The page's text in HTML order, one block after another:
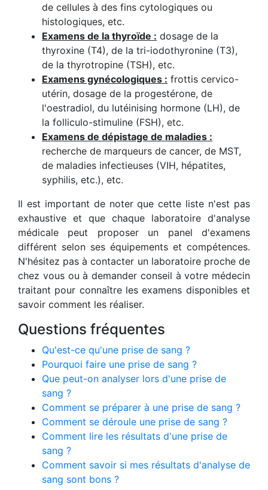
de cellules à des fins cytologiques ou
histologiques, etc.
Examens de la thyroïde : dosage de la
thyroxine (T4), de la tri-iodothyronine (T3),
de la thyrotropine (TSH), etc.
Examens gynécologiques : frottis cervico-
utérin, dosage de la progestérone, de
l'oestradiol, du lutéinising hormone (LH), de
la folliculo-stimuline (FSH), etc.
Examens de dépistage de maladies :
recherche de marqueurs de cancer, de MST,
de maladies infectieuses (VIH, hépatites,
syphilis, etc.), etc.
Il est important de noter que cette liste n'est pas
exhaustive et que chaque laboratoire d'analyse
médicale peut proposer un panel d'examens
différent selon ses équipements et compétences.
N'hésitez pas à contacter un laboratoire proche de
chez vous ou à demander conseil à votre médecin
traitant pour connaître les examens disponibles et
savoir comment les réaliser.
Questions fréquentes
Qu'est-ce qu'une prise de sang ?
Pourquoi faire une prise de sang ?
Que peut-on analyser lors d'une prise de
sang ?
Comment se préparer à une prise de sang ?
Comment se déroule une prise de sang ?
Comment lire les résultats d'une prise de
sang ?
Comment savoir si mes résultats d'analyse de
sang sont bons ?